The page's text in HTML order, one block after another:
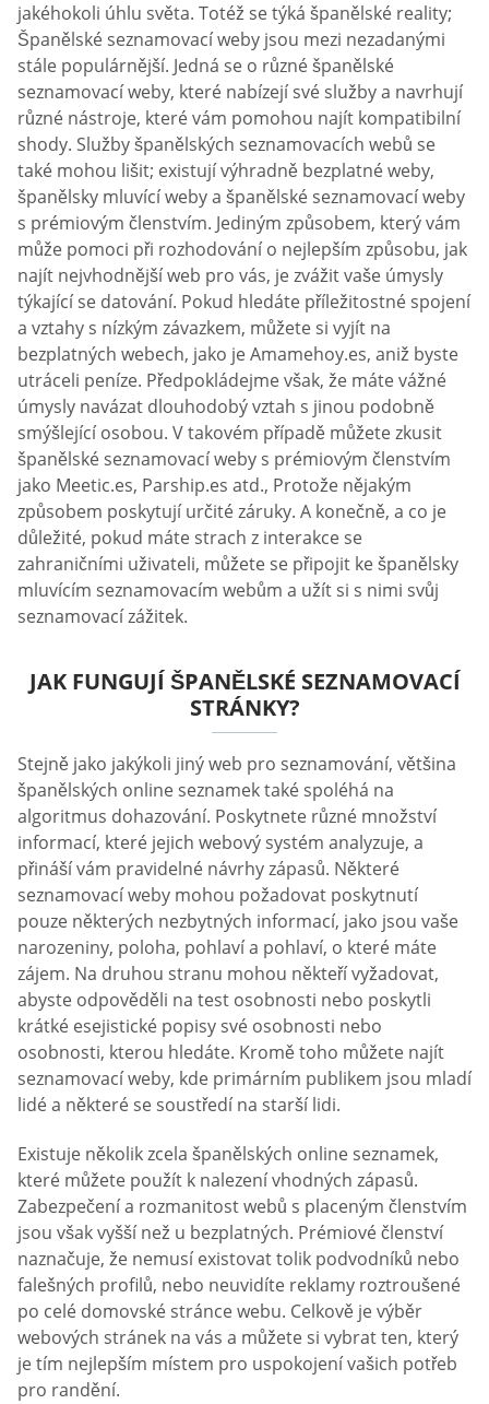
jakéhokoli úhlu světa. Totéž se týká španělské reality;
Španělské seznamovací weby jsou mezi nezadanými
stále populárnější. Jedná se o různé španělské
seznamovací weby, které nabízejí své služby a navrhují
různé nástroje, které vám pomohou najít kompatibilní
shody. Služby španělských seznamovacích webů se
také mohou lišit; existují výhradně bezplatné weby,
španělsky mluvící weby a španělské seznamovací weby
s prémiovým členstvím. Jediným způsobem, který vám
může pomoci při rozhodování o nejlepším způsobu, jak
najít nejvhodnější web pro vás, je zvážit vaše úmysly
týkající se datování. Pokud hledáte příležitostné spojení
a vztahy s nízkým závazkem, můžete si vyjít na
bezplatných webech, jako je Amamehoy.es, aniž byste
utráceli peníze. Předpokládejme však, že máte vážné
úmysly navázat dlouhodobý vztah s jinou podobně
smýšlející osobou. V takovém případě můžete zkusit
španělské seznamovací weby s prémiovým členstvím
jako Meetic.es, Parship.es atd., Protože nějakým
způsobem poskytují určité záruky. A konečně, a co je
důležité, pokud máte strach z interakce se
zahraničními uživateli, můžete se připojit ke španělsky
mluvícím seznamovacím webům a užít si s nimi svůj
seznamovací zážitek.
JAK FUNGUJÍ ŠPANĚLSKÉ SEZNAMOVACÍ
STRÁNKY?
Stejně jako jakýkoli jiný web pro seznamování, většina
španělských online seznamek také spoléhá na
algoritmus dohazování. Poskytnete různé množství
informací, které jejich webový systém analyzuje, a
přináší vám pravidelné návrhy zápasů. Některé
seznamovací weby mohou požadovat poskytnutí
pouze některých nezbytných informací, jako jsou vaše
narozeniny, poloha, pohlaví a pohlaví, o které máte
zájem. Na druhou stranu mohou někteří vyžadovat,
abyste odpověděli na test osobnosti nebo poskytli
krátké esejistické popisy své osobnosti nebo
osobnosti, kterou hledáte. Kromě toho můžete najít
seznamovací weby, kde primárním publikem jsou mladí
lidé a některé se soustředí na starší lidi.
Existuje několik zcela španělských online seznamek,
které můžete použít k nalezení vhodných zápasů.
Zabezpečení a rozmanitost webů s placeným členstvím
jsou však vyšší než u bezplatných. Prémiové členství
naznačuje, že nemusí existovat tolik podvodníků nebo
falešných profilů, nebo neuvidíte reklamy roztroušené
po celé domovské stránce webu. Celkově je výběr
webových stránek na vás a můžete si vybrat ten, který
je tím nejlepším místem pro uspokojení vašich potřeb
pro randění.